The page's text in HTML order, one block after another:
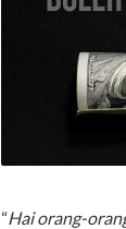
“Hai orang-